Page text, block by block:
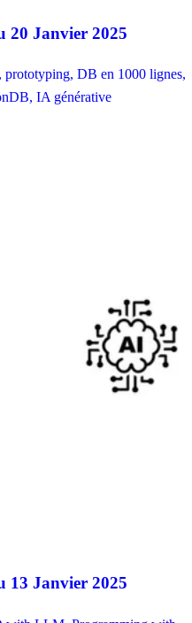
20 Janvier 2025
prototyping, DB en 1000 lignes,
IA générative
13 Janvier 2025